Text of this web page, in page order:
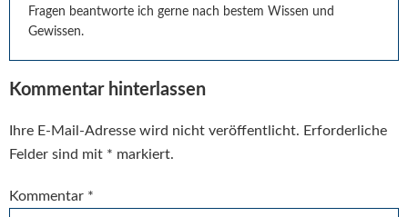
Fragen beantworte ich gerne nach bestem Wissen und
Gewissen.
Kommentar hinterlassen
Ihre E-Mail-Adresse wird nicht veröffentlicht. Erforderliche
Felder sind mit * markiert.
Kommentar *